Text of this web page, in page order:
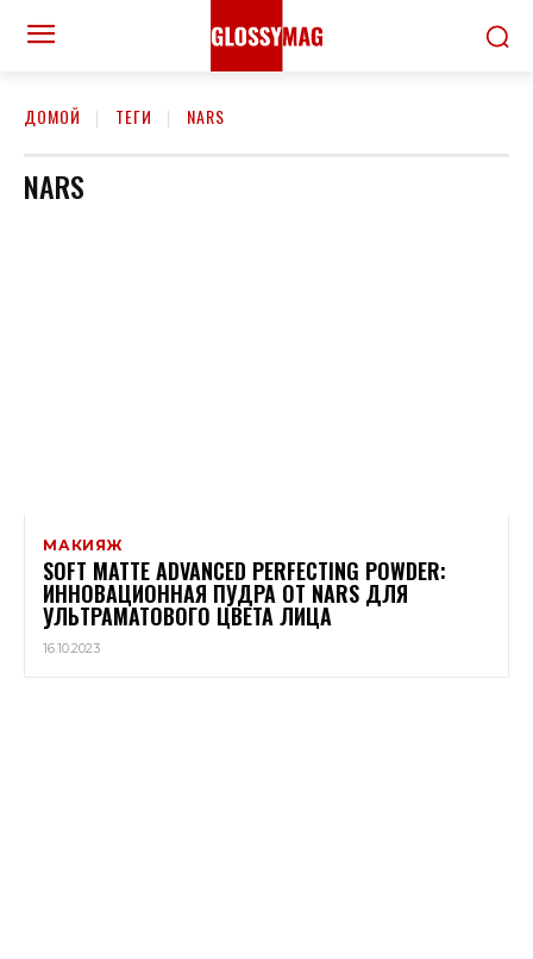
ДОМОЙ ТЕГИ NARS
NARS
МАКИЯЖ
SOFT MATTE ADVANCED PERFECTING POWDER:
ИННОВАЦИОННАЯ ПУДРА ОТ NARS ДЛЯ
УЛЬТРАМАТОВОГО ЦВЕТА ЛИЦА
16.10.2023